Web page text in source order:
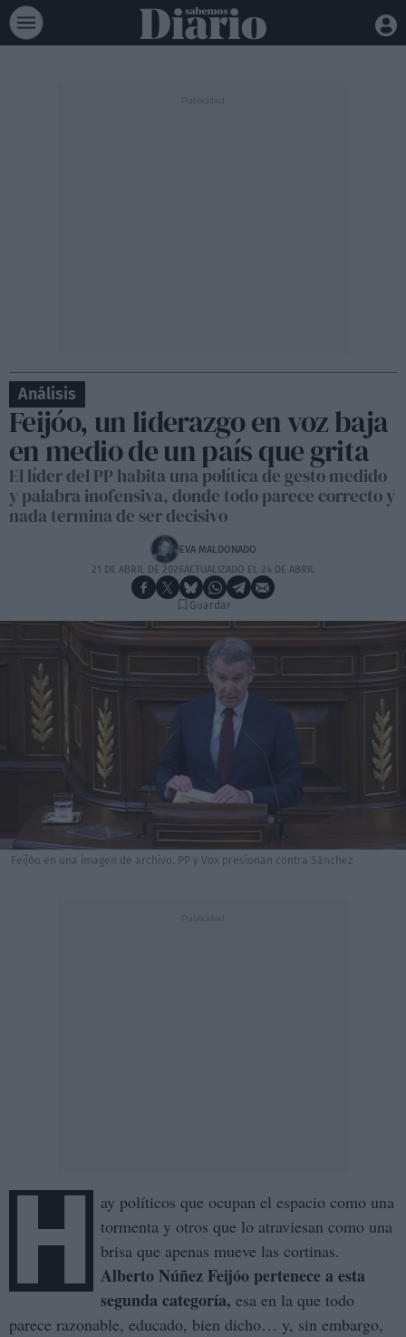
Análisis
Feijóo, un liderazgo en voz baja
en medio de un país que grita
El líder del PP habita una política de gesto medido
y palabra inofensiva, donde todo parece correcto y
nada termina de ser decisivo
EVA MALDONADO
21 DE ABRIL DE 2026ACTUALIZADO EL 24 DE ABRIL
Guardar
Feijóo en una imagen de archivo. PP y Vox presionan contra Sánchez
H ay políticos que ocupan el espacio como una
tormenta y otros que lo atraviesan como una
brisa que apenas mueve las cortinas.
Alberto Núñez Feijóo pertenece a esta
segunda categoría, esa en la que todo
parece razonable, educado, bien dicho… y, sin embargo,